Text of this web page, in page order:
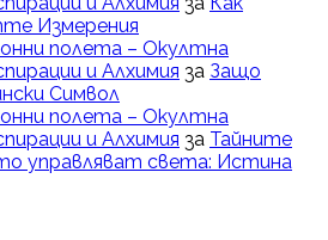
Измерения
полета – Окултна
и Алхимия за Защо
Символ
полета – Окултна
и Алхимия за Тайните
управляват света: Истина